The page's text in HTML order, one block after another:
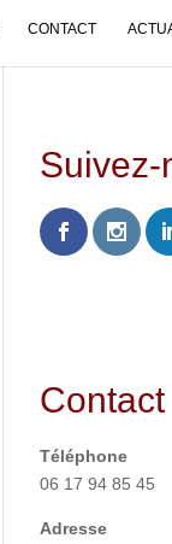
CONTACT
Suivez-
Contact
Téléphone
06 17 94 85 45
Adresse